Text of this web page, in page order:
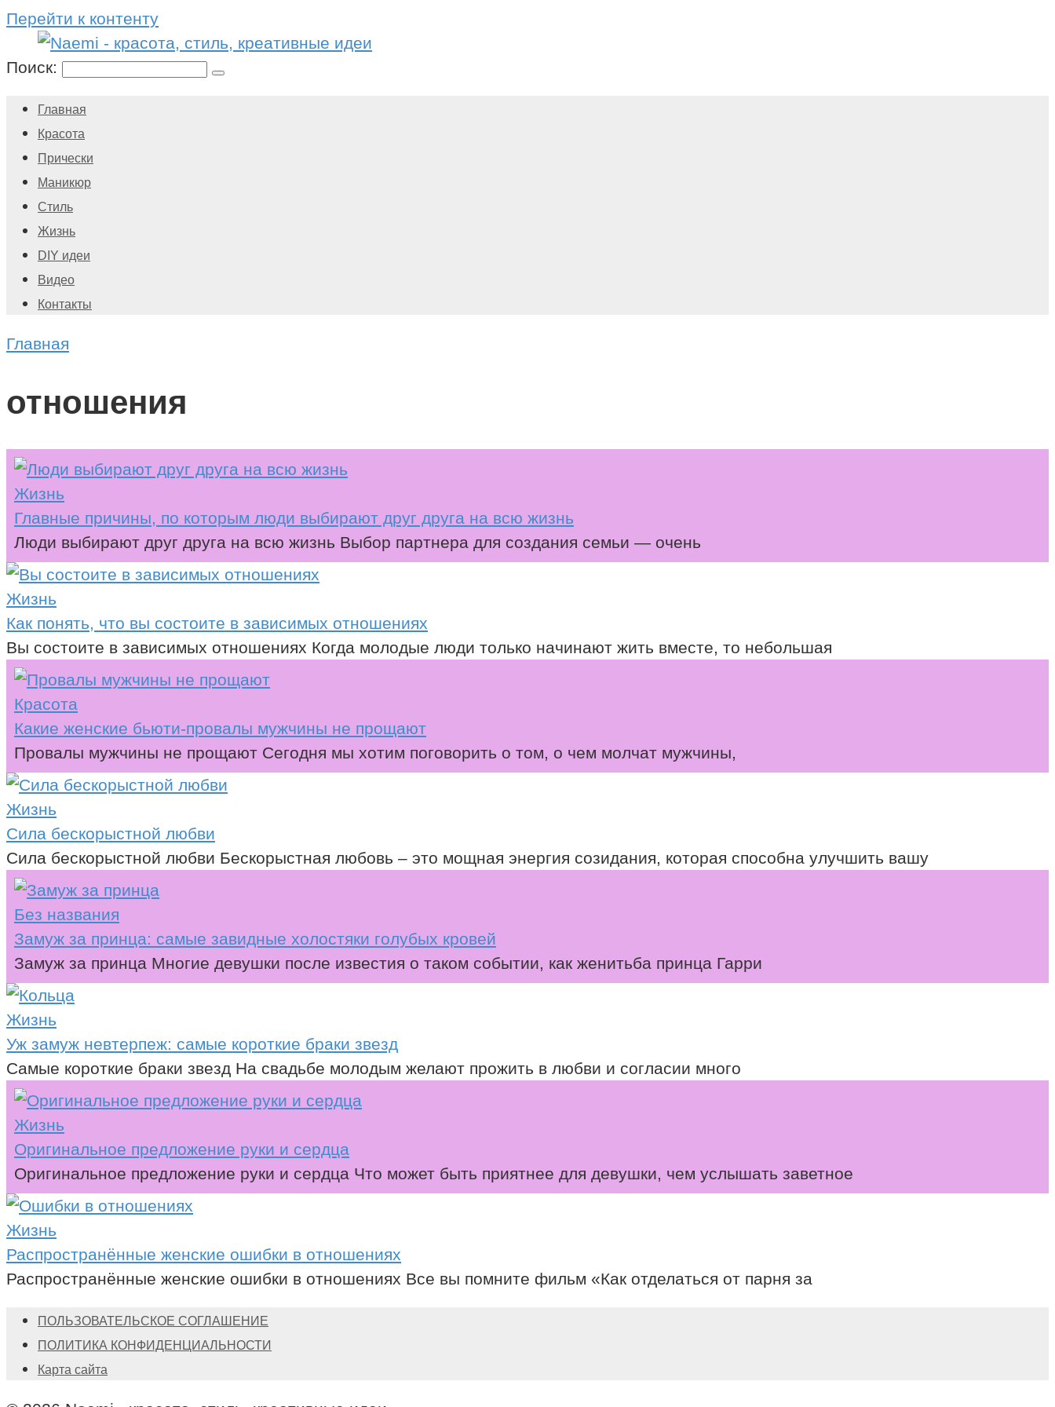
Перейти к контенту
Поиск:
Главная
Красота
Прически
Маникюр
Стиль
Жизнь
DIY идеи
Видео
Контакты
Главная
отношения
Жизнь
Главные причины, по которым люди выбирают друг друга на всю жизнь
Люди выбирают друг друга на всю жизнь Выбор партнера для создания семьи — очень
Жизнь
Как понять, что вы состоите в зависимых отношениях
Вы состоите в зависимых отношениях Когда молодые люди только начинают жить вместе, то небольшая
Красота
Какие женские бьюти-провалы мужчины не прощают
Провалы мужчины не прощают Сегодня мы хотим поговорить о том, о чем молчат мужчины,
Жизнь
Сила бескорыстной любви
Сила бескорыстной любви Бескорыстная любовь – это мощная энергия созидания, которая способна улучшить вашу
Без названия
Замуж за принца: самые завидные холостяки голубых кровей
Замуж за принца Многие девушки после известия о таком событии, как женитьба принца Гарри
Жизнь
Уж замуж невтерпеж: самые короткие браки звезд
Cамые короткие браки звезд На свадьбе молодым желают прожить в любви и согласии много
Жизнь
Оригинальное предложение руки и сердца
Оригинальное предложение руки и сердца Что может быть приятнее для девушки, чем услышать заветное
Жизнь
Распространённые женские ошибки в отношениях
Распространённые женские ошибки в отношениях Все вы помните фильм «Как отделаться от парня за
ПОЛЬЗОВАТЕЛЬСКОЕ СОГЛАШЕНИЕ
ПОЛИТИКА КОНФИДЕНЦИАЛЬНОСТИ
Карта сайта